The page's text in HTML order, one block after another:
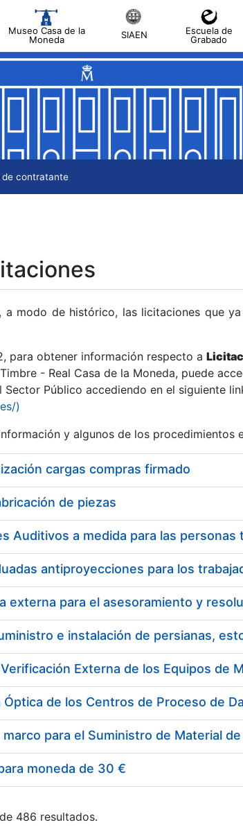
Museo Casa de la
Moneda
SIAEN
Escuela de
Grabado
de contratante
a modo de histórico, las licitaciones que
para obtener información respecto a
- Real Casa de la Moneda, puede
Público accediendo en el siguiente
)
y algunos de los procedimientos
cargas compras firmado
de piezas
e instalación de persianas,
moneda de 30 €
486 resultados.